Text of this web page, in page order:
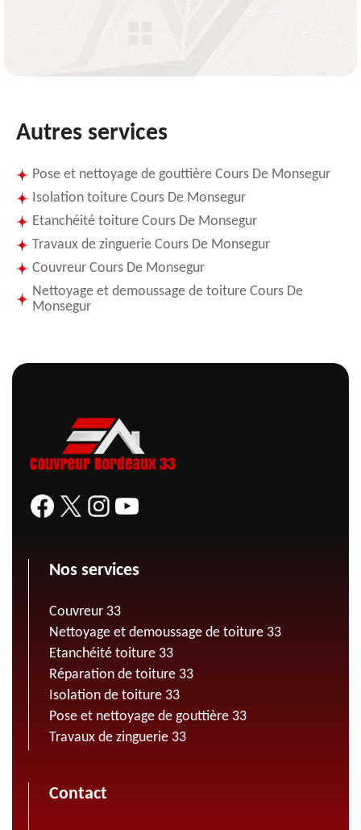
Autres services
Pose et nettoyage de gouttière Cours De Monsegur
Isolation toiture Cours De Monsegur
Etanchéité toiture Cours De Monsegur
Travaux de zinguerie Cours De Monsegur
Couvreur Cours De Monsegur
Nettoyage et demoussage de toiture Cours De
Monsegur
Nos services
Couvreur 33
Nettoyage et demoussage de toiture 33
Etanchéité toiture 33
Réparation de toiture 33
Isolation de toiture 33
Pose et nettoyage de gouttière 33
Travaux de zinguerie 33
Contact